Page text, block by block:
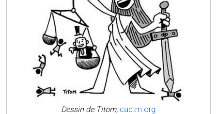
Dessin de Titom, cadtm.org